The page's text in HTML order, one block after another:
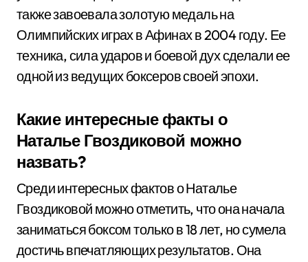
также завоевала золотую медаль на
Олимпийских играх в Афинах в 2004 году. Ее
техника, сила ударов и боевой дух сделали ее
одной из ведущих боксеров своей эпохи.
Какие интересные факты о
Наталье Гвоздиковой можно
назвать?
Среди интересных фактов о Наталье
Гвоздиковой можно отметить, что она начала
заниматься боксом только в 18 лет, но сумела
достичь впечатляющих результатов. Она